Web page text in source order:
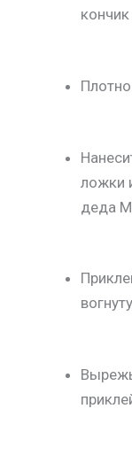
ложки
деда